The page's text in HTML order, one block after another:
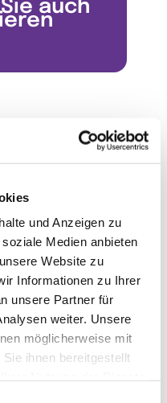
und Anzeigen zu
Medien anbieten
Website zu
Informationen zu Ihrer
unsere Partner für
weiter. Unsere
möglicherweise mit
ihnen bereitgestellt
auch